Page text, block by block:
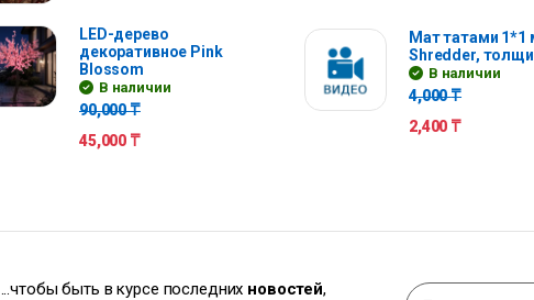
LED-дерево
декоративное Pink
Blossom
В наличии
90,000₸
45,000 ₸
Мат татами 1*1
Shredder,
В наличии
4,000₸
2,400 ₸
...чтобы быть в курсе последних новостей,